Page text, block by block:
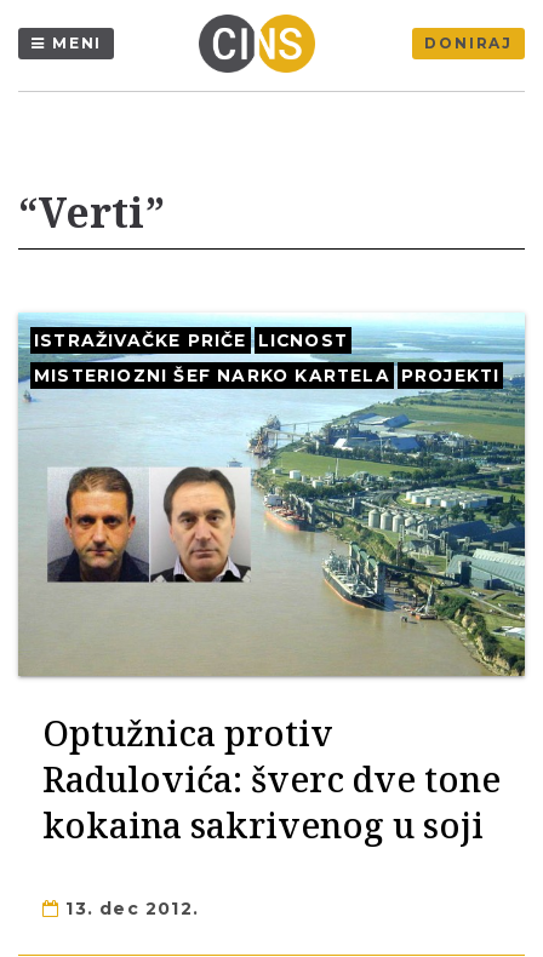
MENI DONIRAJ
“Verti”
ISTRAŽIVAČKE PRIČE
LICNOST
MISTERIOZNI ŠEF NARKO KARTELA
PROJEKTI
Optužnica protiv
Radulovića: šverc dve tone
kokaina sakrivenog u soji
13. dec 2012.